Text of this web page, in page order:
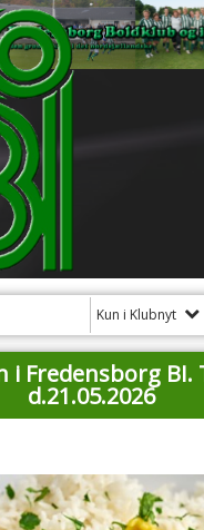
Kun i Klubnyt
i Fredensborg BI.
d.21.05.2026